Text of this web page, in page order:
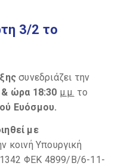
3/2 το
συνεδριάζει την
ώρα 18:30 μ.μ. το
Ευόσμου.
με
κοινή Υπουργική
ΦΕΚ 4899/Β/6-11-